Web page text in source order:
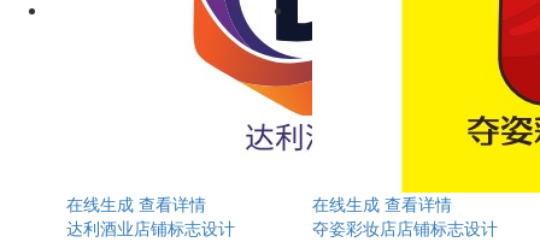
在线生成 查看详情
达利酒业店铺标志设计
在线生成 查看详情
夺姿彩妆店店铺标志设计